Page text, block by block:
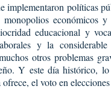
implementaron políticas
económicos
educacional y
y la
otros problemas
Y este día histórico,
el voto en